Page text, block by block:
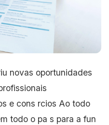
novas oportunidades
e cons rcios Ao todo
todo o pa s para a fun